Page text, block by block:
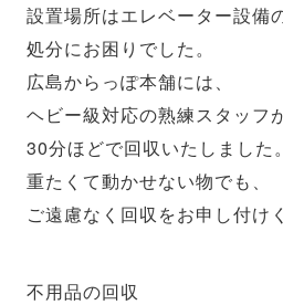
設置場所はエレベーター設備
処分にお困りでした。
広島からっぽ本舗には、
ヘビー級対応の熟練スタッフ
30分ほどで回収いたしました。
重たくて動かせない物でも、
ご遠慮なく回収をお申し付け
不用品の回収